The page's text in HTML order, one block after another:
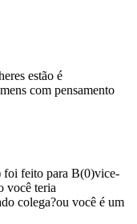
estão é
com pensamento
foi feito para B(0)vice-
você teria
colega?ou você é um